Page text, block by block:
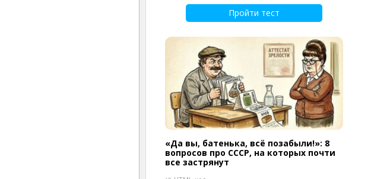
Пройти тест
«Да вы, батенька, всё позабыли!»: 8
вопросов про СССР, на которых почти
все застрянут